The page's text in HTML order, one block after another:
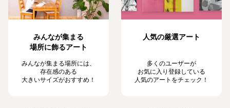
みんなが集まる
場所に飾るアート
みんなが集まる場所には、
存在感のある
大きいサイズがおすすめ！
人気の厳選アート
多くのユーザーが
お気に入り登録している
人気のアートをチェック！